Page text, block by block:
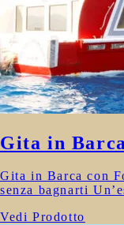
Gita in
Gita in Barca con
senza bagnarti
Vedi Prodotto